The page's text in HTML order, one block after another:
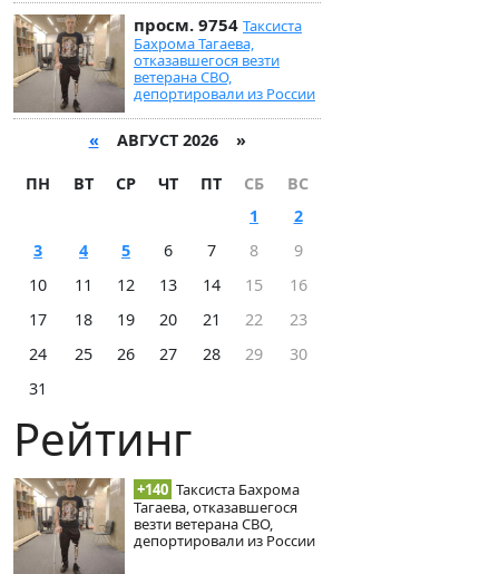
просм. 9754 Таксиста
Бахрома Тагаева,
отказавшегося везти
ветерана СВО,
депортировали из России
« АВГУСТ 2026 »
ПН ВТ СР ЧТ ПТ СБ
ВС
1
2
3
4 5 6 7 8
9
10
11 12 13 14 15
16
17
18 19 20 21 22
23
24
25 26 27 28 29
30
31
Рейтинг
+140 Таксиста Бахрома
Тагаева, отказавшегося
везти ветерана СВО,
депортировали из России